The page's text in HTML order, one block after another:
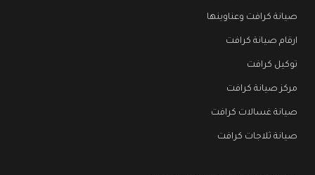
صيانة كرافت وعناوينها
ارقام صيانة كرافت
توكيل كرافت
مركز صيانة كرافت
صيانة غسالات كرافت
صيانة ثلاجات كرافت